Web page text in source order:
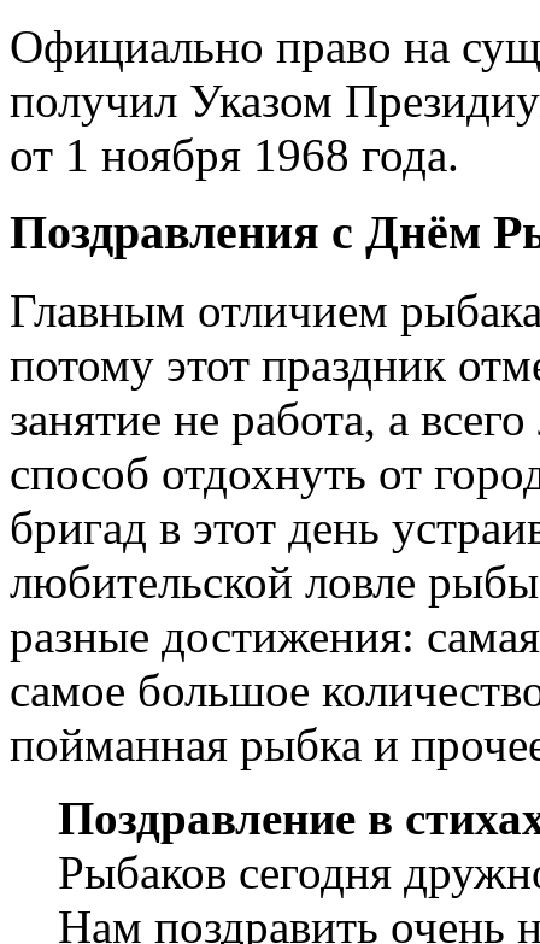
Официально право на
получил Указом
от 1 ноября 1968 года.
Поздравления с Днём
Главным отличием
потому этот праздник
занятие не работа, а
способ отдохнуть от
бригад в этот день
любительской ловле
разные достижения:
самое большое
пойманная рыбка и
Поздравление в
Рыбаков сегодня
Нам поздравить очень